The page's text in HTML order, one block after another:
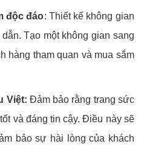
độc đáo: Thiết kế không gian
Tạo một không gian sang
hàng tham quan và mua sắm
Việt: Đảm bảo rằng trang sức
và đáng tin cậy. Điều này sẽ
bảo sự hài lòng của khách